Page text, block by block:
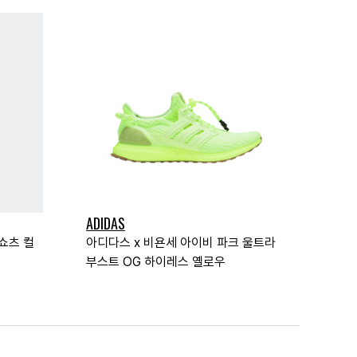
츠 컬
ADIDAS
아디다스 x 비욘세 아이비 파크 울트라
부스트 OG 하이레스 옐로우